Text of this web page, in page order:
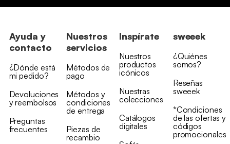
Ayuda y
contacto
¿Dónde está
mi pedido?
Devoluciones
y reembolsos
Preguntas
frecuentes
Nuestros
servicios
Métodos de
pago
Métodos y
condiciones
de entrega
Piezas de
recambio
Inspírate
Nuestros
productos
icónicos
Nuestras
colecciones
Catálogos
digitales
sweeek
¿Quiénes
somos?
Reseñas
sweeek
*Condiciones
de las ofertas y
códigos
promocionales